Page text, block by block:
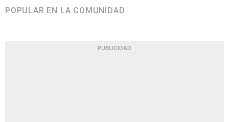
POPULAR EN LA COMUNIDAD
PUBLICIDAD